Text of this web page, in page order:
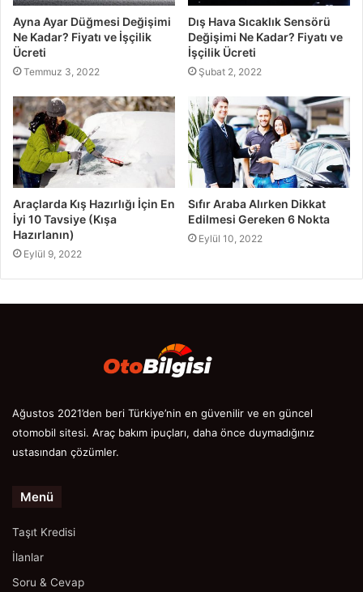
Ayna Ayar Düğmesi Değişimi
Ne Kadar? Fiyatı ve İşçilik
Ücreti
Temmuz 3, 2022
Dış Hava Sıcaklık Sensörü
Değişimi Ne Kadar? Fiyatı ve
İşçilik Ücreti
Şubat 2, 2022
Araçlarda Kış Hazırlığı İçin En
İyi 10 Tavsiye (Kışa
Hazırlanın)
Eylül 9, 2022
Sıfır Araba Alırken Dikkat
Edilmesi Gereken 6 Nokta
Eylül 10, 2022
Ağustos 2021’den beri Türkiye’nin en güvenilir ve en güncel
otomobil sitesi. Araç bakım ipuçları, daha önce duymadığınız
ustasından çözümler.
Menü
Taşıt Kredisi
İlanlar
Soru & Cevap